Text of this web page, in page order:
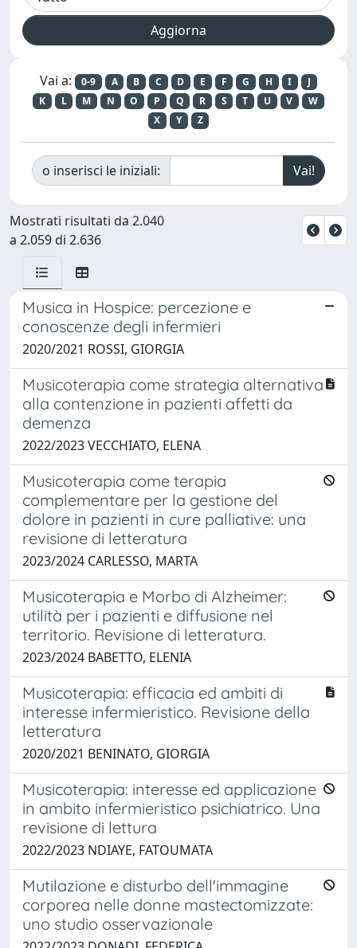
Vai a: 0-9 A B C D E F G H I
J
K
L M N O P Q R S T U V
W
X
Y Z
o inserisci le iniziali:
Mostrati risultati da 2.040
a 2.059 di 2.636
Musica in Hospice: percezione e
conoscenze degli infermieri
2020/2021 ROSSI, GIORGIA
Musicoterapia come strategia alternativa
alla contenzione in pazienti affetti da
demenza
2022/2023 VECCHIATO, ELENA
Musicoterapia come terapia
complementare per la gestione del
dolore in pazienti in cure palliative: una
revisione di letteratura
2023/2024 CARLESSO, MARTA
Musicoterapia e Morbo di Alzheimer:
utilità per i pazienti e diffusione nel
territorio. Revisione di letteratura.
2023/2024 BABETTO, ELENIA
Musicoterapia: efficacia ed ambiti di
interesse infermieristico. Revisione della
letteratura
2020/2021 BENINATO, GIORGIA
Musicoterapia: interesse ed applicazione
in ambito infermieristico psichiatrico. Una
revisione di lettura
2022/2023 NDIAYE, FATOUMATA
Mutilazione e disturbo dell'immagine
corporea nelle donne mastectomizzate:
uno studio osservazionale